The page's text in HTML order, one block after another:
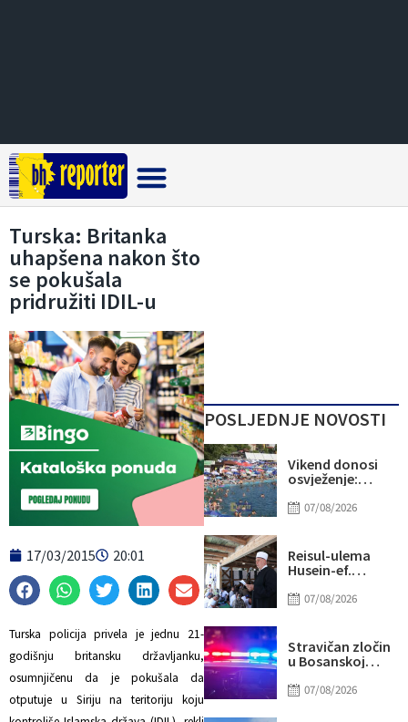
Turska: Britanka
uhapšena nakon što
se pokušala
pridružiti IDIL-u
17/03/2015 20:01
Turska policija privela je jednu 21-
godišnju britansku državljanku,
osumnjičenu da je pokušala da
otputuje u Siriju na teritoriju koju
POSLJEDNJE NOVOSTI
Vikend donosi
osvježenje:
stiže novi
07/08/2026
Reisul-ulema
Husein-ef.
Igmanu: Bosna
za koju se živi
07/08/2026
Stravičan zločin
u Bosanskoj
ubila muža
07/08/2026